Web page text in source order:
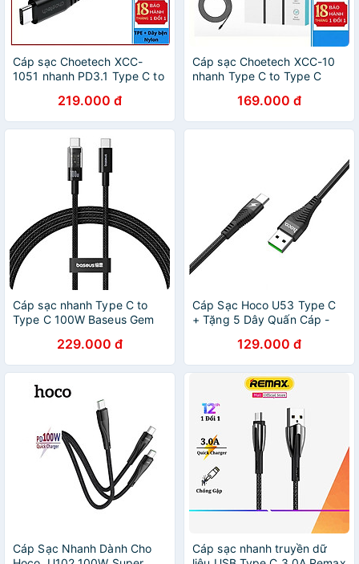
Cáp sạc Choetech XCC-
1051 nhanh PD3.1 Type C to
Hàng chính hãng)
219.000 đ
Cáp sạc Choetech XCC-10
nhanh Type C to Type C
chính hãng)169.000 đ
Cáp sạc nhanh Type C to
Type C 100W Baseus Gem
Hàng chính hãng
229.000 đ
Cáp Sạc Hoco U53 Type C
+ Tặng 5 Dây Quấn Cáp -
129.000 đ
Cáp Sạc Nhanh Dành Cho
Cáp sạc nhanh truyền dữ